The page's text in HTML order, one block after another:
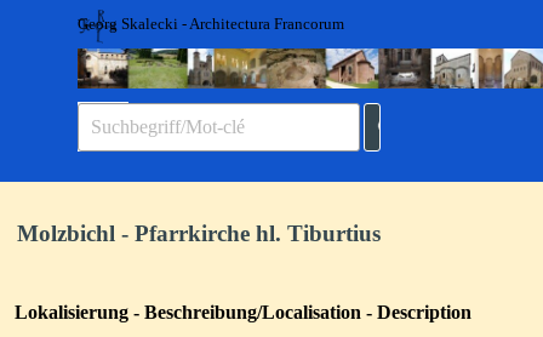
Direkt zum Seiteninhalt
Georg Skalecki - Architectura Francorum
Molzbichl - Pfarrkirche hl. Tiburtius
Lokalisierung - Beschreibung/Localisation - Description